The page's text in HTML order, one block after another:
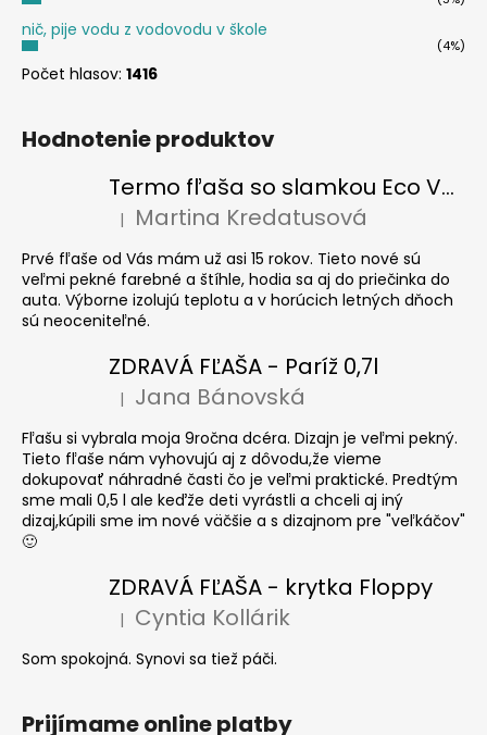
nič, pije vodu z vodovodu v škole
(4%)
Počet hlasov: 1416
Hodnotenie produktov
Termo fľaša so slamkou Eco Vessel SUMMIT 700 ml Floral Puff
Hodnotenie produktu je 5 z 5 hviezdičiek.
| Martina Kredatusová
Prvé fľaše od Vás mám už asi 15 rokov. Tieto nové sú
veľmi pekné farebné a štíhle, hodia sa aj do priečinka do
auta. Výborne izolujú teplotu a v horúcich letných dňoch
sú neoceniteľné.
ZDRAVÁ FĽAŠA - Paríž 0,7l
Hodnotenie produktu je 5 z 5 hviezdičiek.
| Jana Bánovská
Fľašu si vybrala moja 9ročna dcéra. Dizajn je veľmi pekný.
Tieto fľaše nám vyhovujú aj z dôvodu,že vieme
dokupovať náhradné časti čo je veľmi praktické. Predtým
sme mali 0,5 l ale keďže deti vyrástli a chceli aj iný
dizaj,kúpili sme im nové väčšie a s dizajnom pre "veľkáčov"
🙂
ZDRAVÁ FĽAŠA - krytka Floppy
Hodnotenie produktu je 5 z 5 hviezdičiek.
| Cyntia Kollárik
Som spokojná. Synovi sa tiež páči.
Prijímame online platby